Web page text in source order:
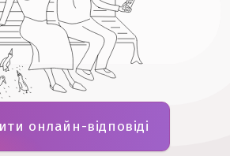
онлайн-відповіді